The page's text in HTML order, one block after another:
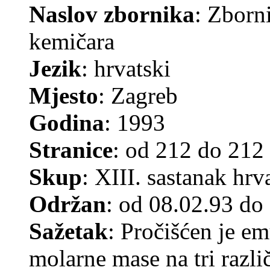
Naslov zbornika:
kemičara
Jezik: hrvatski
Mjesto: Zagreb
Godina: 1993
Stranice: od 212 do 212
Skup: XIII. sastanak
Održan: od 08.02.93
Sažetak: Pročišćen je
molarne mase na tri